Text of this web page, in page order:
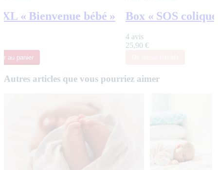
« Bienvenue bébé »
au panier
Box « SOS
4 avis
25,90 €
Autres articles que vous pourriez aimer